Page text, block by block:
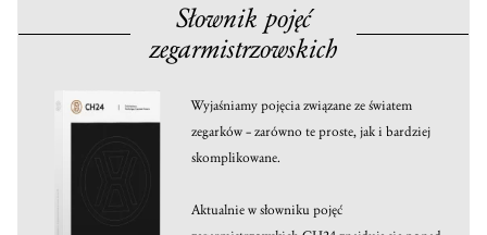
Słownik pojęć
zegarmistrzowskich
Wyjaśniamy pojęcia związane ze światem
zegarków – zarówno te proste, jak i bardziej
skomplikowane.
Aktualnie w słowniku pojęć